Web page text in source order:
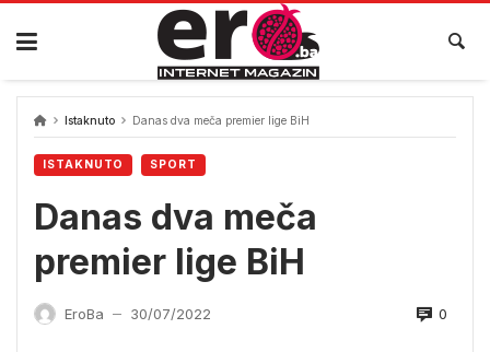
Skip
content
Istaknuto Danas dva meča premier lige BiH
ISTAKNUTO SPORT
Danas dva meča
premier lige BiH
EroBa — 30/07/2022 0